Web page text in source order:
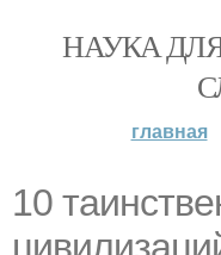
НАУКА
главная
10